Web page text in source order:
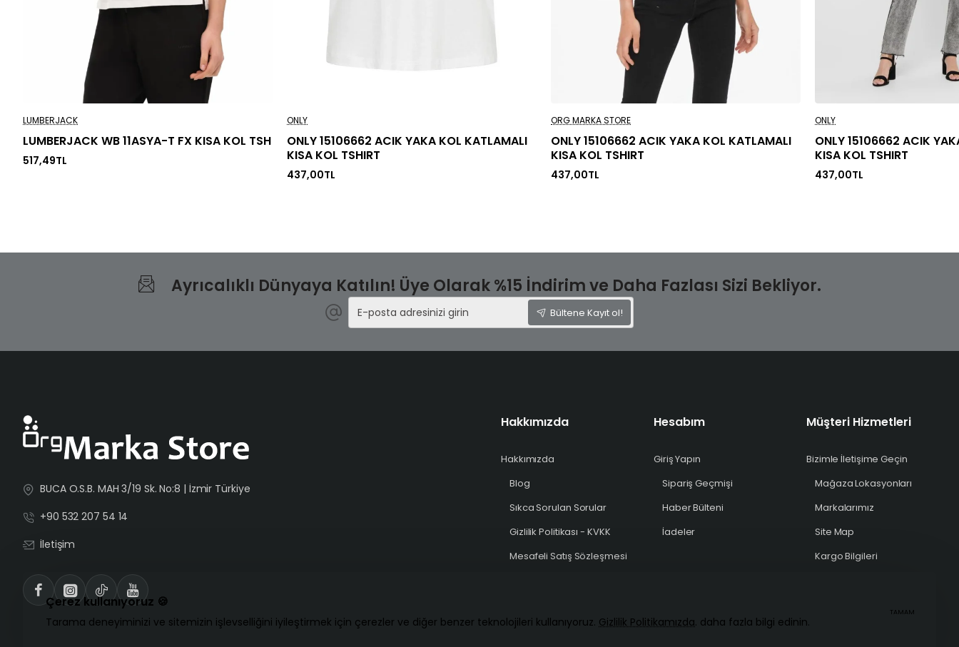
Çerez kullanıyoruz 🍪
Tarama deneyiminizi ve sitemizin işlevselliğini iyileştirmek için çerezler ve diğer benzer teknolojileri kullanıyoruz. Gizlilik Politikamızda. daha fazla bilgi edinin.
TAMAM
LUMBERJACK
LUMBERJACK WB 11ASYA-T FX KISA KOL TSH
517,49TL
ONLY
ONLY 15106662 ACIK YAKA KOL KATLAMALI
KISA KOL TSHIRT
437,00TL
ORG MARKA STORE
ONLY 15106662 ACIK YAKA KOL KATLAMALI
KISA KOL TSHIRT
437,00TL
ONLY
ONLY 15106662 ACIK
KISA KOL TSHIRT
437,00TL
Ayrıcalıklı Dünyaya Katılın! Üye Olarak %15 İndirim ve Daha Fazlası Sizi Bekliyor.
E-
posta
adresinizi
Bültene Kayıt ol!
BUCA O.S.B. MAH 3/19 Sk. No:8 | İzmir Türkiye
+90 532 207 54 14
İletişim
Hakkımızda
Hakkımızda
Blog
Sıkca Sorulan Sorular
Gizlilik Politikası - KVKK
Mesafeli Satış Sözleşmesi
Hesabım
Giriş Yapın
Sipariş Geçmişi
Haber Bülteni
İadeler
Müşteri Hizmetleri
Bizimle İletişime Geçin
Mağaza Lokasyonları
Markalarımız
Site Map
Kargo Bilgileri